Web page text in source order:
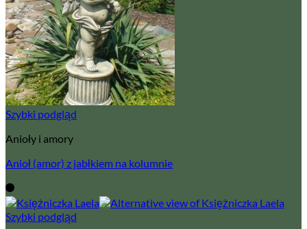
Szybki podgląd
Anioły i amory
Anioł (amor) z jabłkiem na kolumnie
Szybki podgląd